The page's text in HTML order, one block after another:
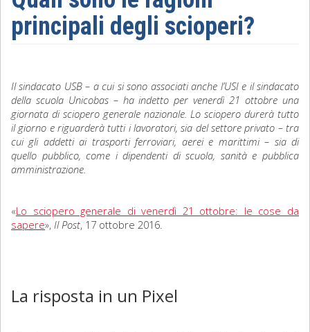
Sociologia
Storia
Matematica
Diritto
principali degli scioperi?
Il sindacato USB – a cui si sono associati anche l’USI e il sindacato
della scuola Unicobas – ha indetto per venerdì 21 ottobre una
giornata di sciopero generale nazionale. Lo sciopero durerà tutto
il giorno e riguarderà tutti i lavoratori, sia del settore privato – tra
cui gli addetti ai trasporti ferroviari, aerei e marittimi – sia di
quello pubblico, come i dipendenti di scuola, sanità e pubblica
amministrazione.
«Lo sciopero generale di venerdì 21 ottobre: le cose da
sapere», Il Post, 17 ottobre 2016.
La risposta in un Pixel